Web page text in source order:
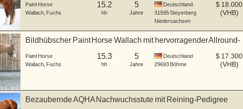
Paint Horse
Wallach Fuchs
15.2
hh
5
Jahre
Deutschland
31595Steyerberg
Niedersachsen
$ 18.000
(VHB)
Bildhübscher Paint Horse Wallach mit hervorragender Allround-
Paint Horse
Wallach Fuchs
15.3
hh
5
Jahre
Deutschland
29693 Böhme
$ 17.300
(VHB)
Bezaubernde AQHA Nachwuchsstute mit Reining-Pedigree